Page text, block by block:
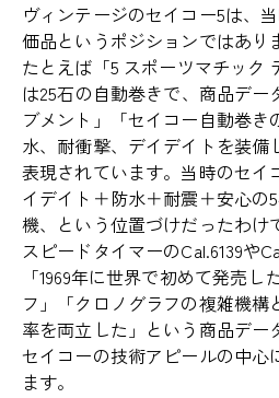
ヴィンテージのセイコー5は、
価品というポジションではあり
たとえば「5 スポーツマチック
は25石の自動巻きで、商品デー
ブメント」「セイコー自動巻き
水、耐衝撃、デイデイトを装備
表現されています。当時のセイ
イデイト＋防水＋耐震＋安心の
機、という位置づけだったわけ
スピードタイマーのCal.6139や
「1969年に世界で初めて発売
フ」「クロノグラフの複雑機構
率を両立した」という商品デー
セイコーの技術アピールの中心
ます。